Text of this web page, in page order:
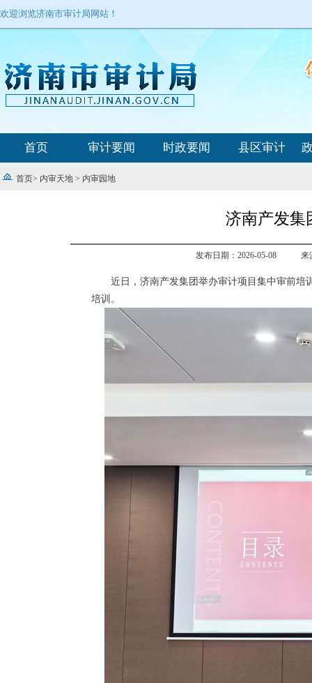
欢迎浏览济南市审计局网站！
首页 审计要闻 时政要闻 县区审计
首页> 内审天地 > 内审园地
济南产发集
发布日期：2026-05-08 来
近日，济南产发集团举办审计项目集中审前培
培训。